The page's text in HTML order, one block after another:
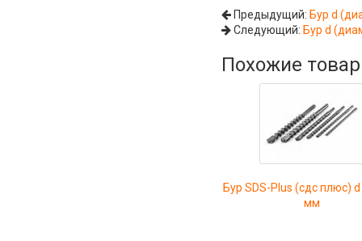
Предыдущий: Бур d
Следующий: Бур d
Похожие
Бур SDS-Plus (сдс плюс)
мм